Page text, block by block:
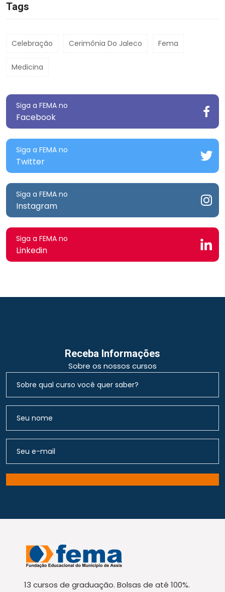
Tags
Celebração Cerimônia Do Jaleco Fema
Medicina
Siga a FEMA no
Facebook
Siga a FEMA no
Twitter
Siga a FEMA no
Instagram
Siga a FEMA no
Linkedin
Receba Informações
Sobre os nossos cursos
13 cursos de graduação. Bolsas de até 100%.